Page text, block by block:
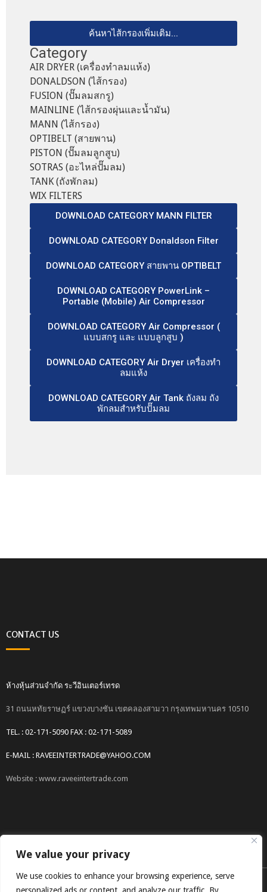
We value your privacy
We use cookies to enhance your browsing experience, serve
ค้นหาไส้กรองเพิ่มเติม...
Category
AIR DRYER (เครื่องทำลมแห้ง)
DONALDSON (ไส้กรอง)
FUSION (ปั๊มลมสกรู)
MAINLINE (ไส้กรองผุ่นและน้ำมัน)
MANN (ไส้กรอง)
OPTIBELT (สายพาน)
PISTON (ปั๊มลมลูกสูบ)
SOTRAS (อะไหล่ปั๊มลม)
TANK (ถังพักลม)
WIX FILTERS
DOWNLOAD CATEGORY MANN FILTER
DOWNLOAD CATEGORY Donaldson Filter
DOWNLOAD CATEGORY สายพาน OPTIBELT
DOWNLOAD CATEGORY PowerLink –
Portable (Mobile) Air Compressor
DOWNLOAD CATEGORY Air Compressor (
แบบสกรู และ แบบลูกสูบ )
DOWNLOAD CATEGORY Air Dryer เครื่องทำ
ลมแห้ง
DOWNLOAD CATEGORY Air Tank ถังลม ถัง
พักลมสำหรับปั๊มลม
CONTACT US
ห้างหุ้นส่วนจำกัด ระวีอินเตอร์เทรด
31 ถนนหทัยราษฏร์ แขวงบางชัน เขตคลองสามวา กรุงเทพมหานคร 10510
TEL. : 02-171-5090 FAX : 02-171-5089
E-MAIL : RAVEEINTERTRADE@YAHOO.COM
Website : www.raveeintertrade.com
COPYRIGHT © 2017 RAVEEINTERTRADE CO.,LTD.